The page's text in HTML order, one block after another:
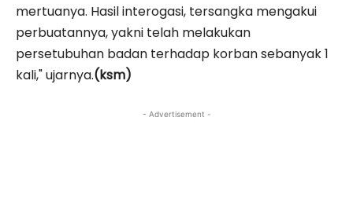
mertuanya. Hasil interogasi, tersangka mengakui
perbuatannya, yakni telah melakukan
persetubuhan badan terhadap korban sebanyak 1
kali," ujarnya.(ksm)
- Advertisement -